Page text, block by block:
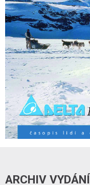
ARCHIV VYDÁNÍ